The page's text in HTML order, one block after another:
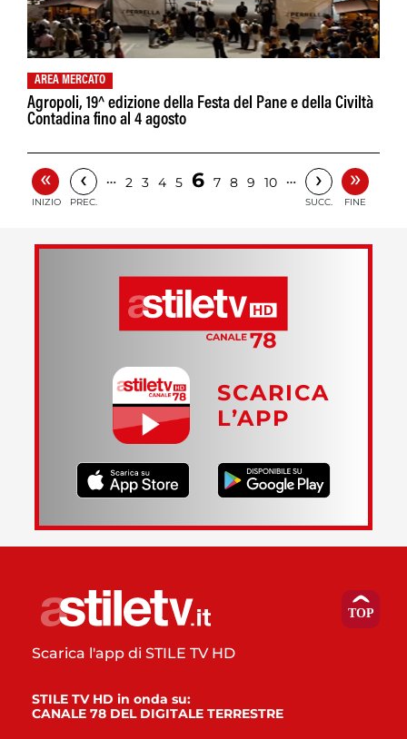
AREA MERCATO
Agropoli, 19^ edizione della Festa del Pane e della Civiltà
Contadina fino al 4 agosto
«
INIZIO
‹
PREC.
… 2 3 4 5 6 7 8 9 10 … ›
SUCC.
»
FINE
SCARICA
L’APP
Scarica l'app di STILE TV HD
STILE TV HD in onda su:
CANALE 78 DEL DIGITALE TERRESTRE